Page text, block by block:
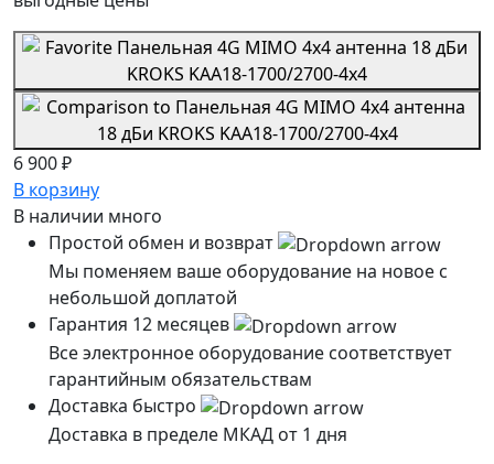
6 900 ₽
В корзину
В наличии много
Простой обмен и возврат
Мы поменяем ваше оборудование на новое с
небольшой доплатой
Гарантия 12 месяцев
Все электронное оборудование соответствует
гарантийным обязательствам
Доставка быстро
Доставка в пределе МКАД от 1 дня